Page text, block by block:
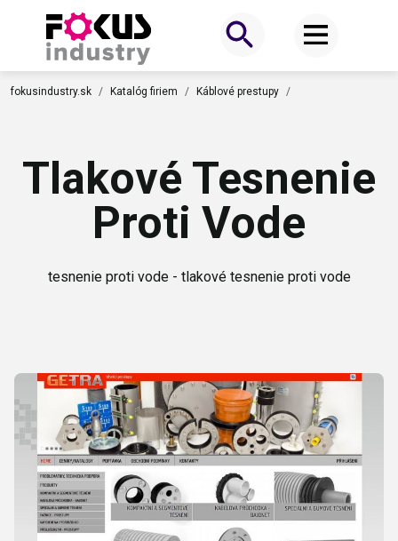
fokusindustry.sk Katalóg firiem Káblové prestupy
Tlakové Tesnenie
Proti Vode
tesnenie proti vode - tlakové tesnenie proti vode